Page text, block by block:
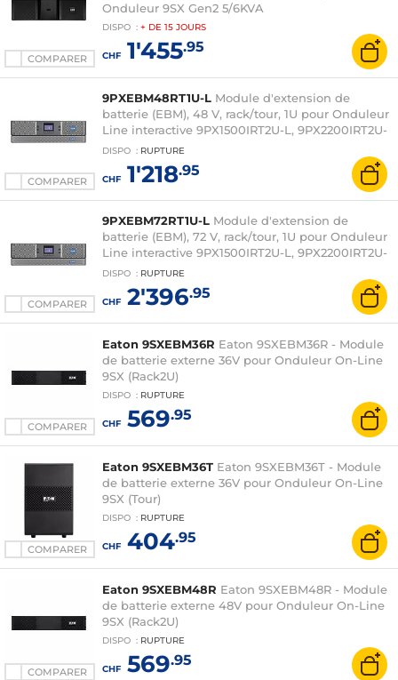
COMPARER
Onduleur 9SX Gen2 5/6KVA
DISPO : + DE 15 JOURS
CHF1'455.95
COMPARER
9PXEBM48RT1U-L Module d'extension de
batterie (EBM), 48 V, rack/tour, 1U pour Onduleur
Line interactive 9PX1500IRT2U-L, 9PX2200IRT2U-
L et 9PX3000IRT2U-L
DISPO : RUPTURE
CHF1'218.95
COMPARER
9PXEBM72RT1U-L Module d'extension de
batterie (EBM), 72 V, rack/tour, 1U pour Onduleur
Line interactive 9PX1500IRT2U-L, 9PX2200IRT2U-
L et 9PX3000IRT2U-L
DISPO : RUPTURE
CHF2'396.95
COMPARER
Eaton 9SXEBM36R Eaton 9SXEBM36R - Module
de batterie externe 36V pour Onduleur On-Line
9SX (Rack2U)
DISPO : RUPTURE
CHF569.95
COMPARER
Eaton 9SXEBM36T Eaton 9SXEBM36T - Module
de batterie externe 36V pour Onduleur On-Line
9SX (Tour)
DISPO : RUPTURE
CHF404.95
COMPARER
Eaton 9SXEBM48R Eaton 9SXEBM48R - Module
de batterie externe 48V pour Onduleur On-Line
9SX (Rack2U)
DISPO : RUPTURE
CHF569.95